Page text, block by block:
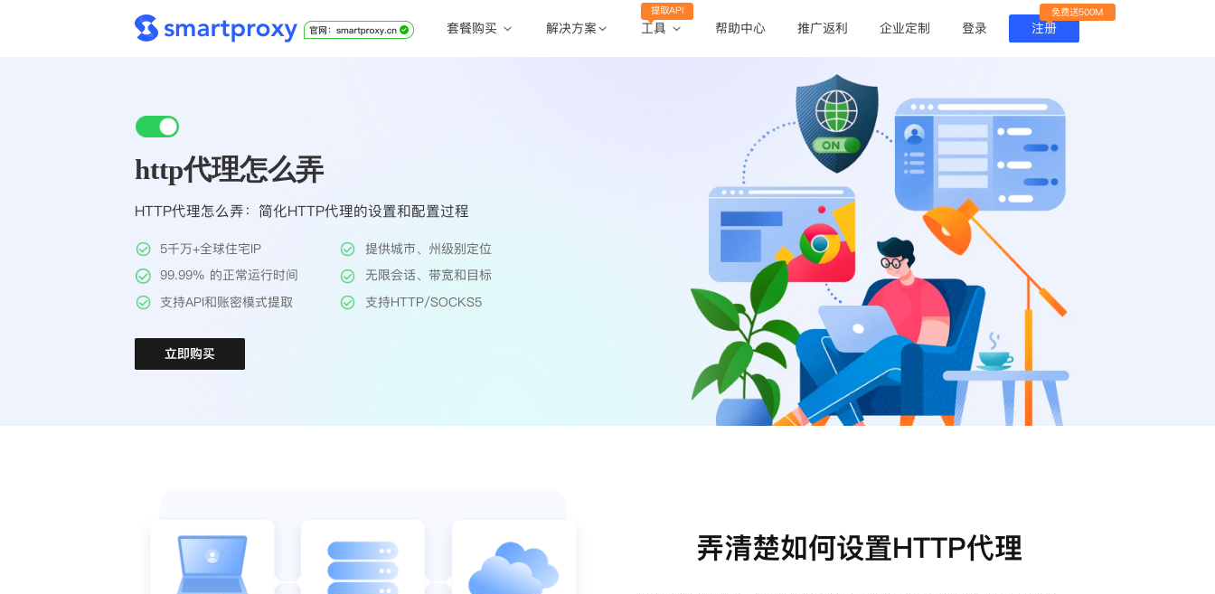
套餐购买 解决方案 工具
提取API
帮助中心 推广返利 企业定制 登录 注册
免费送500M
http代理怎么弄
HTTP代理怎么弄：简化HTTP代理的设置和配置过程
5千万+全球住宅IP
提供城市、州级别定位
99.99% 的正常运行时间
无限会话、带宽和目标
支持API和账密模式提取
支持HTTP/SOCKS5
立即购买
弄清楚如何设置HTTP代理